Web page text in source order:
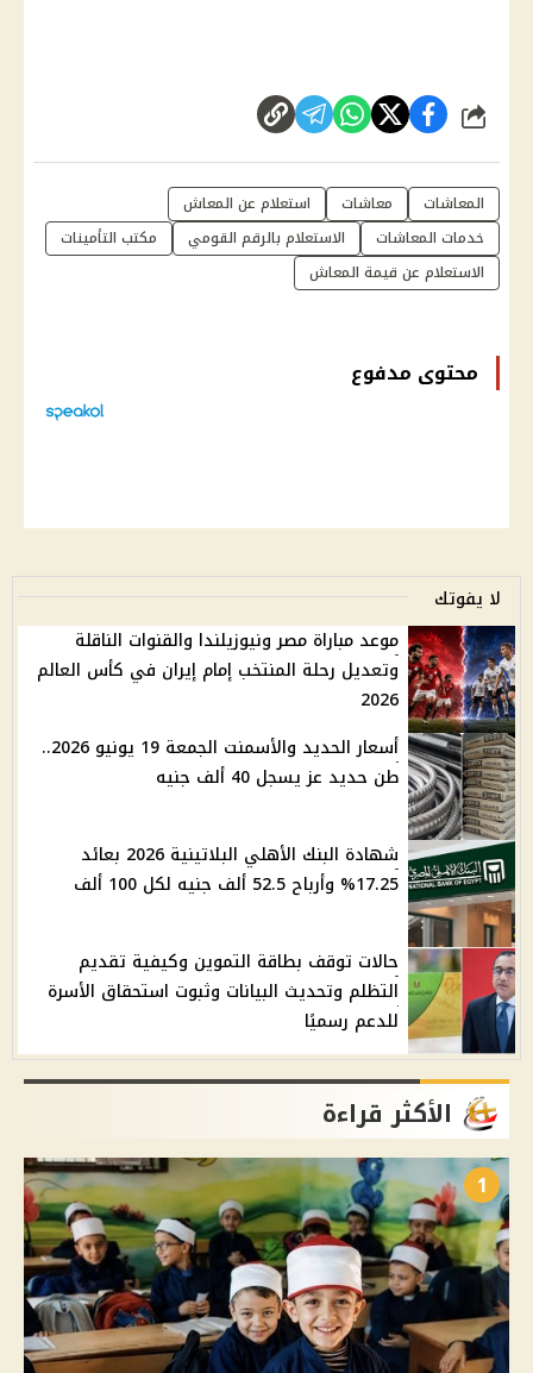
شارك
المعاشات معاشات
استعلام عن المعاش
خدمات المعاشات
الاستعلام بالرقم القومي
مكتب التأمينات
الاستعلام عن قيمة المعاش
محتوى مدفوع
لا يفوتك
موعد مباراة مصر ونيوزيلندا والقنوات الناقلة
وتعديل رحلة المنتخب إمام إيران في كأس العالم
2026
أسعار الحديد والأسمنت الجمعة 19 يونيو 2026..
طن حديد عز يسجل 40 ألف جنيه
شهادة البنك الأهلي البلاتينية 2026 بعائد
17.25% وأرباح 52.5 ألف جنيه لكل 100 ألف
حالات توقف بطاقة التموين وكيفية تقديم
التظلم وتحديث البيانات وثبوت استحقاق الأسرة
للدعم رسميًا
الأكثر قراءة
1